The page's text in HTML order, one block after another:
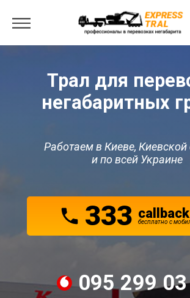
Трал для
негабаритных
Работаем в Киеве, Киевской
и по всей Украине
333 callback
беcплатно с
095 299